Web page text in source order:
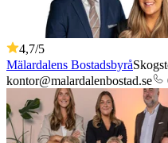
4,7/5
Mälardalens Bostadsbyrå
kontor@malardalenbostad.se